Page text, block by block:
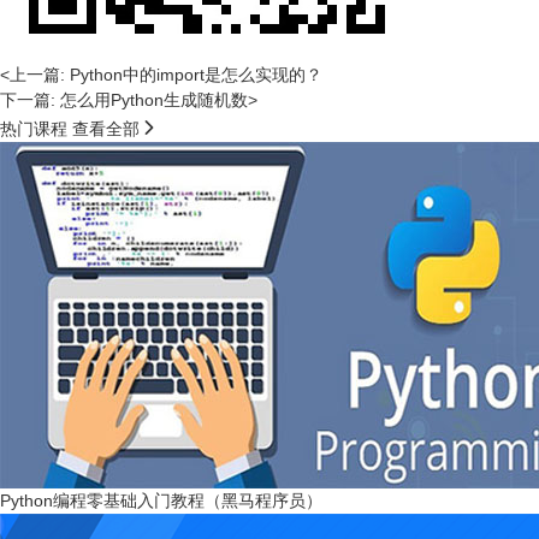
<上一篇: Python中的import是怎么实现的？
下一篇: 怎么用Python生成随机数>
热门课程 查看全部 
Python编程零基础入门教程（黑马程序员）